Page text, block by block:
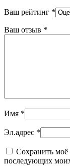
Ваш рейтинг *
Ваш отзыв *
Имя *
Эл.адрес *
Сохранить моё
последующих